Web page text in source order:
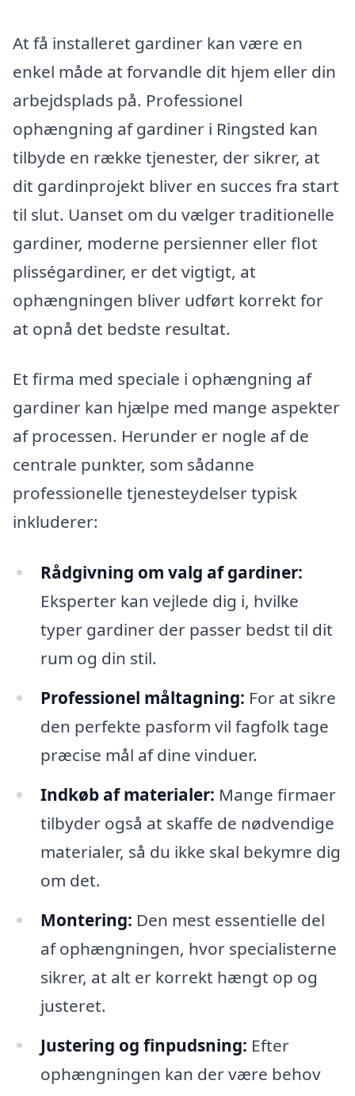
At få installeret gardiner kan være en
enkel måde at forvandle dit hjem eller din
arbejdsplads på. Professionel
ophængning af gardiner i Ringsted kan
tilbyde en række tjenester, der sikrer, at
dit gardinprojekt bliver en succes fra start
til slut. Uanset om du vælger traditionelle
gardiner, moderne persienner eller flot
plisségardiner, er det vigtigt, at
ophængningen bliver udført korrekt for
at opnå det bedste resultat.
Et firma med speciale i ophængning af
gardiner kan hjælpe med mange aspekter
af processen. Herunder er nogle af de
centrale punkter, som sådanne
professionelle tjenesteydelser typisk
inkluderer:
Rådgivning om valg af gardiner:
Eksperter kan vejlede dig i, hvilke
typer gardiner der passer bedst til dit
rum og din stil.
Professionel måltagning: For at sikre
den perfekte pasform vil fagfolk tage
præcise mål af dine vinduer.
Indkøb af materialer: Mange firmaer
tilbyder også at skaffe de nødvendige
materialer, så du ikke skal bekymre dig
om det.
Montering: Den mest essentielle del
af ophængningen, hvor specialisterne
sikrer, at alt er korrekt hængt op og
justeret.
Justering og finpudsning: Efter
ophængningen kan der være behov